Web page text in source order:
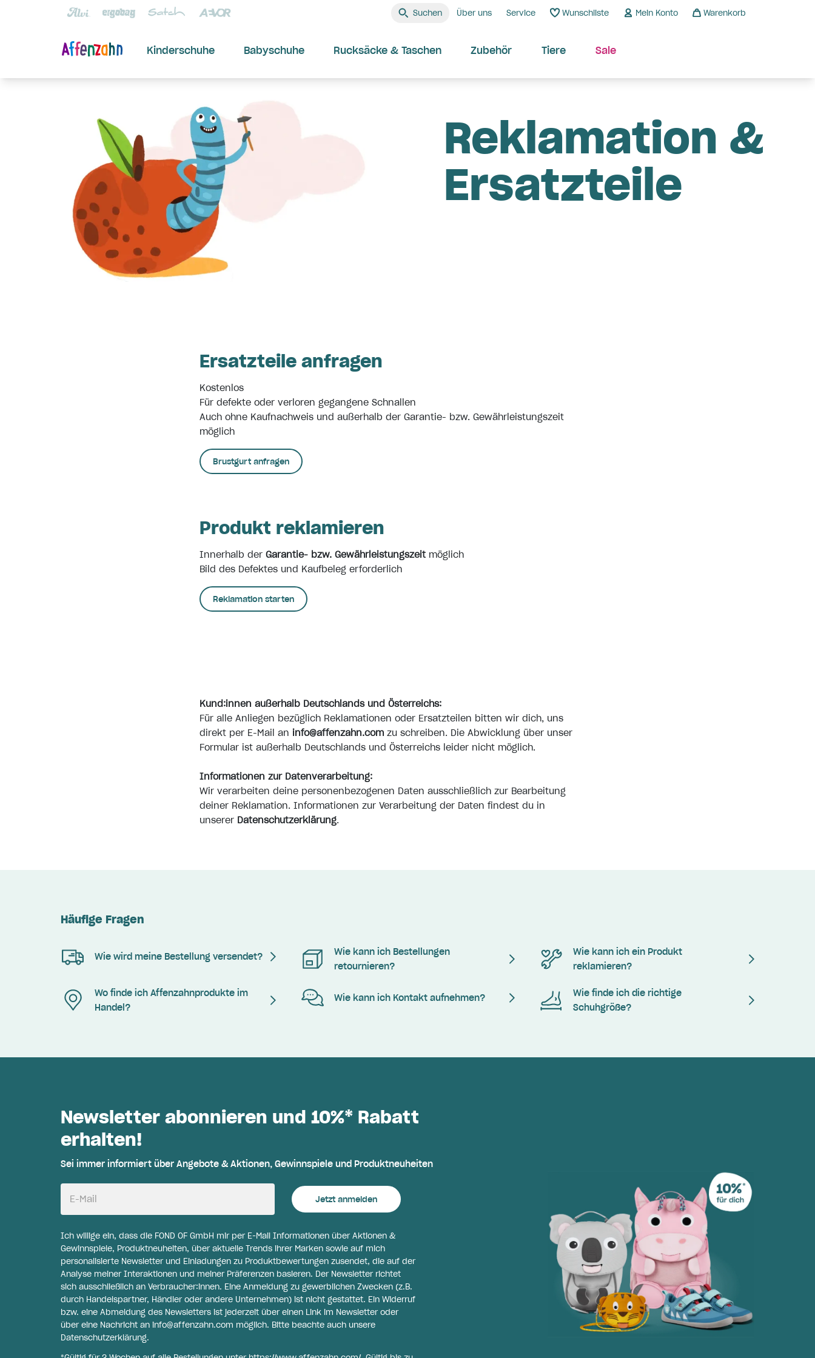
Suchen Über uns Service Wunschliste Mein Konto Warenkorb
Kinderschuhe Babyschuhe Rucksäcke & Taschen Zubehör Tiere Sale
Reklamation &
Ersatzteile
Ersatzteile anfragen
Kostenlos
Für defekte oder verloren gegangene Schnallen
Auch ohne Kaufnachweis und außerhalb der Garantie- bzw. Gewährleistungszeit
möglich
Brustgurt anfragen
Produkt reklamieren
Innerhalb der Garantie- bzw. Gewährleistungszeitmöglich
Bild des Defektes und Kaufbeleg erforderlich
Reklamation starten
Kund:innen außerhalb Deutschlands und Österreichs:
Für alle Anliegen bezüglich Reklamationen oder Ersatzteilen bitten wir dich, uns
direkt per E-Mail an info@affenzahn.com zu schreiben. Die Abwicklung über unser
Formular ist außerhalb Deutschlands und Österreichs leider nicht möglich.
Informationen zur Datenverarbeitung:
Wir verarbeiten deine personenbezogenen Daten ausschließlich zur Bearbeitung
deiner Reklamation. Informationen zur Verarbeitung der Daten findest du in
unserer Datenschutzerklärung.
Häufige Fragen
Wie wird meine Bestellung versendet?
Wie kann ich Bestellungen
retournieren?
Wie kann ich ein Produkt
reklamieren?
Wo finde ich Affenzahnprodukte im
Handel?
Wie kann ich Kontakt aufnehmen?
Wie finde ich die richtige
Schuhgröße?
Newsletter abonnieren und 10%* Rabatt
erhalten!
Sei immer informiert über Angebote & Aktionen, Gewinnspiele und Produktneuheiten
E-Mail Jetzt anmelden
Ich willige ein, dass die FOND OF GmbH mir per E-Mail Informationen über Aktionen &
Gewinnspiele, Produktneuheiten, über aktuelle Trends ihrer Marken sowie auf mich
personalisierte Newsletter und Einladungen zu Produktbewertungen zusendet, die auf der
Analyse meiner Interaktionen und meiner Präferenzen basieren. Der Newsletter richtet
sich ausschließlich an Verbraucher:innen. Eine Anmeldung zu gewerblichen Zwecken (z.B.
durch Handelspartner, Händler oder andere Unternehmen) ist nicht gestattet. Ein Widerruf
bzw. eine Abmeldung des Newsletters ist jederzeit über einen Link im Newsletter oder
über eine Nachricht an info@affenzahn.com möglich. Bitte beachte auch unsere
Datenschutzerklärung.